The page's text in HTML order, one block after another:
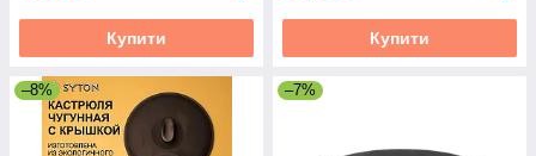
Купити Купити
–8% –7%